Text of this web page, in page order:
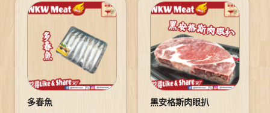
多春魚 黑安格斯肉眼扒